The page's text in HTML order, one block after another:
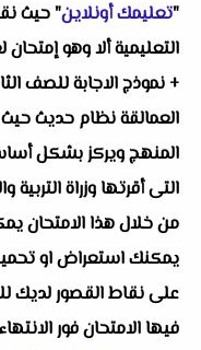
"تعليمك أونلاين" حيث
+ نموذج الاجابة للصف
العمالقة نظام حديث
المنهج ويركز بشكل
التى أقرتها وزراة التربية
من خلال هذا الامتحان
يمكنك استعراض او
على نقاط القصور لديك
فيها الامتحان فور